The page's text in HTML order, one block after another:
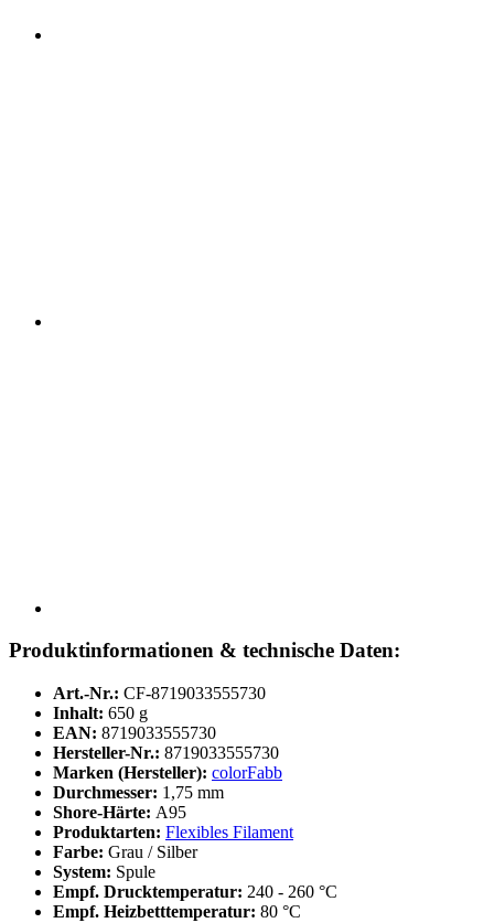
Produktinformationen & technische Daten:
Art.-Nr.: CF-8719033555730
Inhalt: 650 g
EAN: 8719033555730
Hersteller-Nr.: 8719033555730
Marken (Hersteller): colorFabb
Durchmesser: 1,75 mm
Shore-Härte: A95
Produktarten: Flexibles Filament
Farbe: Grau / Silber
System: Spule
Empf. Drucktemperatur: 240 - 260 °C
Empf. Heizbetttemperatur: 80 °C